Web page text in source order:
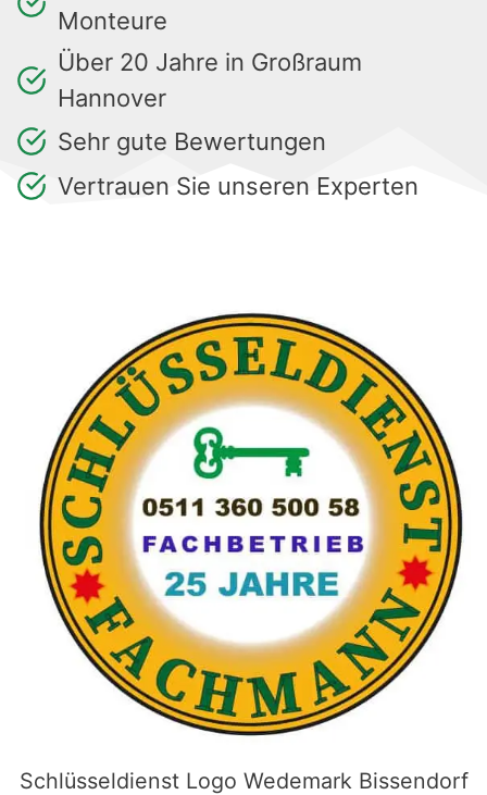
Monteure
Über 20 Jahre in Großraum
Hannover
Sehr gute Bewertungen
Vertrauen Sie unseren Experten
Schlüsseldienst Logo Wedemark Bissendorf